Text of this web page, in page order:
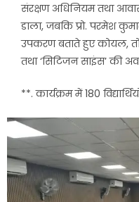
संरक्षण अधिनियम तथा
डाला, जबकि प्रो. परमेश
उपकरण बताते हुए कोयल,
तथा ‘सिटिजन साइंस’ की
**. कार्यक्रम में 180